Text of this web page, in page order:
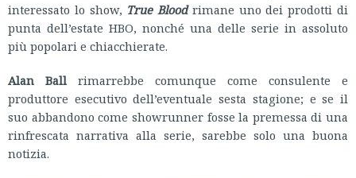
interessato lo show, True Bloodrimane uno dei prodotti di
punta dell’estate HBO, nonché una delle serie in assoluto
più popolari e chiacchierate.
Alan Ball rimarrebbe comunque come consulente e
produttore esecutivo dell’eventuale sesta stagione; e se il
suo abbandono come showrunner fosse la premessa di una
rinfrescata narrativa alla serie, sarebbe solo una buona
notizia.